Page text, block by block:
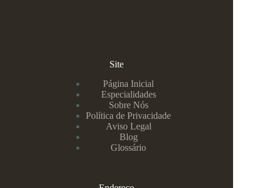
Site
Página Inicial
Especialidades
Sobre Nós
Política de Privacidade
Aviso Legal
Blog
Glossário